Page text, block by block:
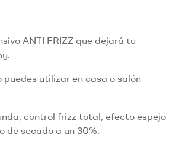
ANTI FRIZZ que dejará tu
puedes utilizar en casa o salón
control frizz total, efecto espejo
de secado a un 30%.